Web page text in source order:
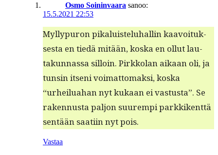
Osmo Soininvaara sanoo:
15.5.2021 22:53
Myl­ly­puron pikaluis­teluhallin kaavoituk­
ses­ta en tiedä mitään, kos­ka en ollut lau­
takun­nas­sa sil­loin. Pirkkolan aikaan oli, ja
tun­sin itseni voimat­tomak­si, kos­ka
“urheilu­a­han nyt kukaan ei vas­tus­ta”. Se
raken­nus­ta paljon suurem­pi parkkikent­tä
sen­tään saati­in nyt pois.
Vastaa